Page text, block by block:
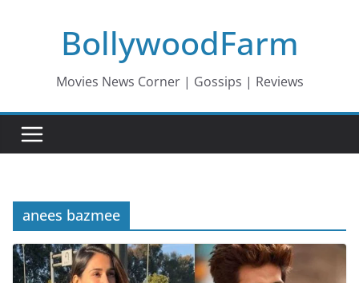
BollywoodFarm
Movies News Corner | Gossips | Reviews
anees bazmee